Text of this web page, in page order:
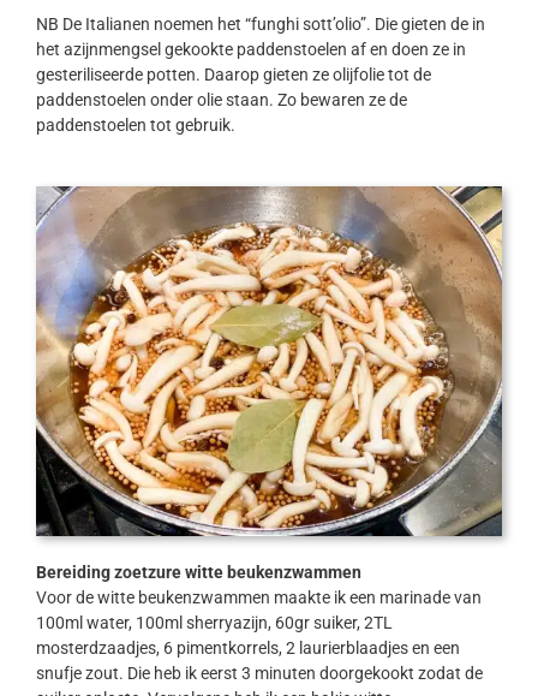
NB De Italianen noemen het “funghi sott’olio”. Die gieten de in
het azijnmengsel gekookte paddenstoelen af en doen ze in
gesteriliseerde potten. Daarop gieten ze olijfolie tot de
paddenstoelen onder olie staan. Zo bewaren ze de
paddenstoelen tot gebruik.
Bereiding zoetzure witte beukenzwammen
Voor de witte beukenzwammen maakte ik een marinade van
100ml water, 100ml sherryazijn, 60gr suiker, 2TL
mosterdzaadjes, 6 pimentkorrels, 2 laurierblaadjes en een
snufje zout. Die heb ik eerst 3 minuten doorgekookt zodat de